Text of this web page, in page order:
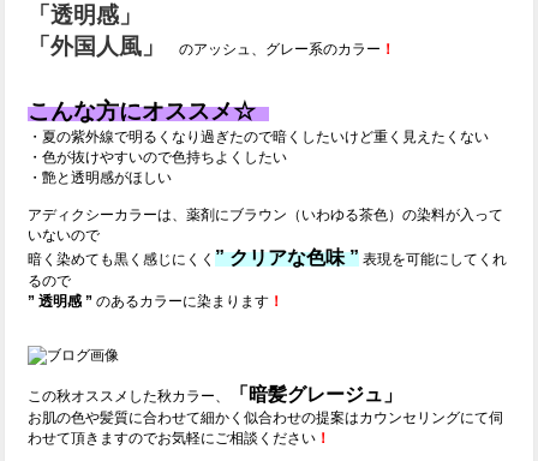
「透明感」
「外国人風」
のアッシュ、グレー系のカラー ！
こんな方にオススメ☆
・夏の紫外線で明るくなり過ぎたので暗くしたいけど重く見えたくない
・色が抜けやすいので色持ちよくしたい
・艶と透明感がほしい
アディクシーカラーは、薬剤にブラウン（いわゆる茶色）の染料が入って
いないので
暗く染めても黒く感じにくく ” クリアな色味 ” 表現を可能にしてくれ
るので
” 透明感 ”のあるカラーに染まります ！
この秋オススメした秋カラー、 「暗髪グレージュ」
お肌の色や髪質に合わせて細かく似合わせの提案はカウンセリングにて伺
わせて頂きますのでお気軽にご相談ください ！